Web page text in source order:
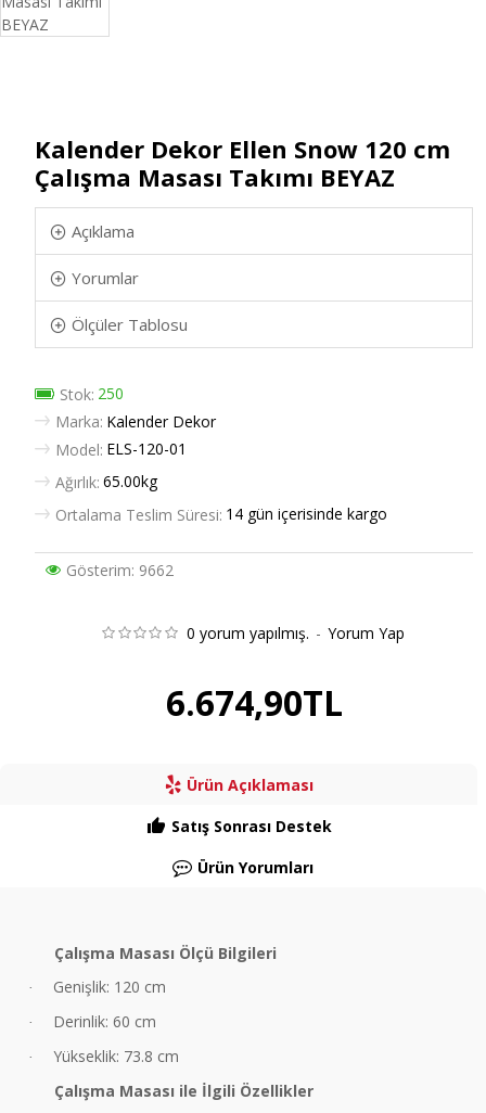
Kalender Dekor Ellen Snow 120 cm
Çalışma Masası Takımı BEYAZ
Açıklama
Yorumlar
Ölçüler Tablosu
Stok: 250
Marka: Kalender Dekor
Model: ELS-120-01
Ağırlık: 65.00kg
Ortalama Teslim Süresi: 14 gün içerisinde kargo
Gösterim: 9662
0 yorum yapılmış. - Yorum Yap
6.674,90TL
Ürün Açıklaması
Satış Sonrası Destek
Ürün Yorumları
Çalışma Masası Ölçü Bilgileri
· Genişlik: 120 cm
· Derinlik: 60 cm
·
Yükseklik: 73.8 cm
Çalışma Masası ile İlgili Özellikler